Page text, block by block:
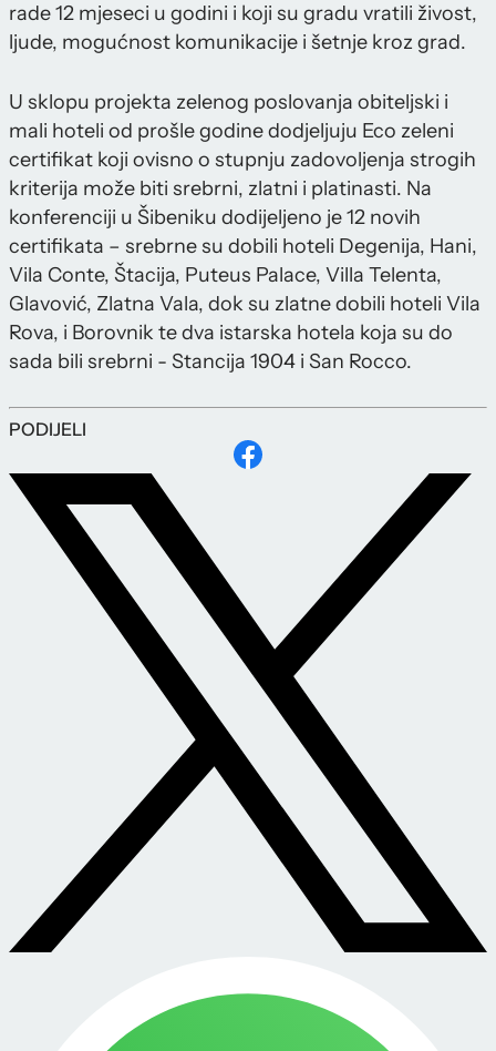
rade 12 mjeseci u godini i koji su gradu vratili živost,
ljude, mogućnost komunikacije i šetnje kroz grad.
U sklopu projekta zelenog poslovanja obiteljski i
mali hoteli od prošle godine dodjeljuju Eco zeleni
certifikat koji ovisno o stupnju zadovoljenja strogih
kriterija može biti srebrni, zlatni i platinasti. Na
konferenciji u Šibeniku dodijeljeno je 12 novih
certifikata – srebrne su dobili hoteli Degenija, Hani,
Vila Conte, Štacija, Puteus Palace, Villa Telenta,
Glavović, Zlatna Vala, dok su zlatne dobili hoteli Vila
Rova, i Borovnik te dva istarska hotela koja su do
sada bili srebrni - Stancija 1904 i San Rocco.
PODIJELI